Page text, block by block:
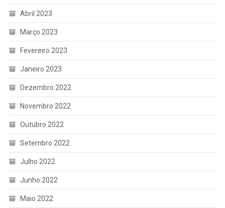
Abril 2023
Março 2023
Fevereiro 2023
Janeiro 2023
Dezembro 2022
Novembro 2022
Outubro 2022
Setembro 2022
Julho 2022
Junho 2022
Maio 2022